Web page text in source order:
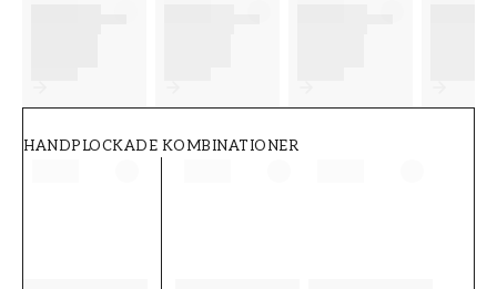
HANDPLOCKADE KOMBINATIONER